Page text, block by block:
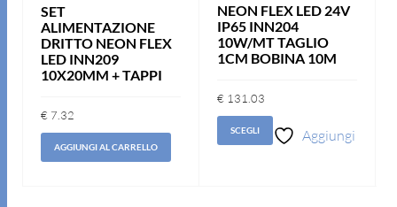
SET
ALIMENTAZIONE
DRITTO NEON FLEX
LED INN209
10X20MM + TAPPI
€ 7.32
AGGIUNGI AL CARRELLO
NEON FLEX LED 24V
IP65 INN204
10W/MT TAGLIO
1CM BOBINA 10M
€ 131.03
SCEGLI
Aggiungi